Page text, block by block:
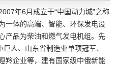
年6月成立于“中国动力城”之称
一体的高端、智能、环保发电设
产品为柴油和燃气发电机组。先
人、山东省制造业单项冠军、
羚企业等，建有国家级中俄新能